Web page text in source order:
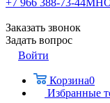
+7 966 388-73-44
Заказать звонок
Задать вопрос
Войти
Корзина0
Избранные